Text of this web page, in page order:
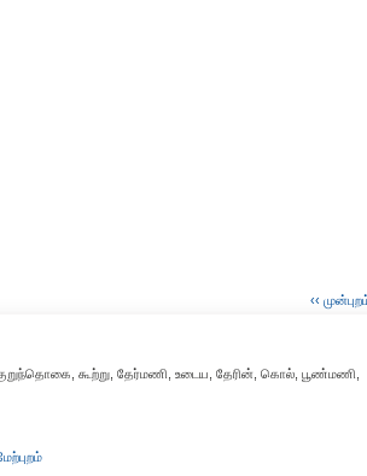
‹‹
கூற்று, தேர்மணி, உடைய, தேரின், கொல், பூண்மணி,